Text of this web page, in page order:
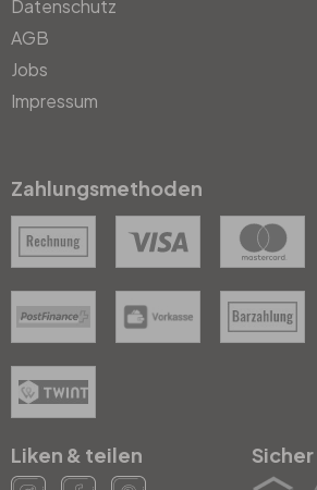
Datenschutz
AGB
Jobs
Impressum
Zahlungsmethoden
Liken & teilen